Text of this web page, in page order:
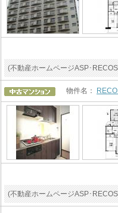
(不動産ホームページASP･
物件名：
(不動産ホームページASP･